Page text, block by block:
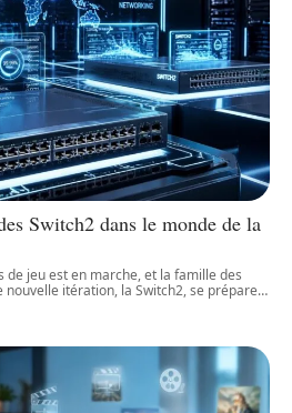
Switch2 dans le monde de la
de jeu est en marche, et la famille des
nouvelle itération, la Switch2, se prépare…